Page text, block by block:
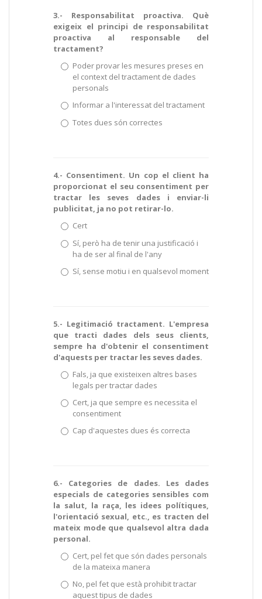
3.- Responsabilitat proactiva. Què
exigeix el principi de responsabilitat
proactiva al responsable del
tractament?
Poder provar les mesures preses en
el context del tractament de dades
personals
Informar a l'interessat del tractament
Totes dues són correctes
4.- Consentiment. Un cop el client ha
proporcionat el seu consentiment per
tractar les seves dades i enviar-li
publicitat, ja no pot retirar-lo.
Cert
Sí, però ha de tenir una justificació i
ha de ser al final de l'any
Sí, sense motiu i en qualsevol moment
5.- Legitimació tractament. L'empresa
que tracti dades dels seus clients,
sempre ha d'obtenir el consentiment
d'aquests per tractar les seves dades.
Fals, ja que existeixen altres bases
legals per tractar dades
Cert, ja que sempre es necessita el
consentiment
Cap d'aquestes dues és correcta
6.- Categories de dades. Les dades
especials de categories sensibles com
la salut, la raça, les idees polítiques,
l'orientació sexual, etc., es tracten del
mateix mode que qualsevol altra dada
personal.
Cert, pel fet que són dades personals
de la mateixa manera
No, pel fet que està prohibit tractar
aquest tipus de dades